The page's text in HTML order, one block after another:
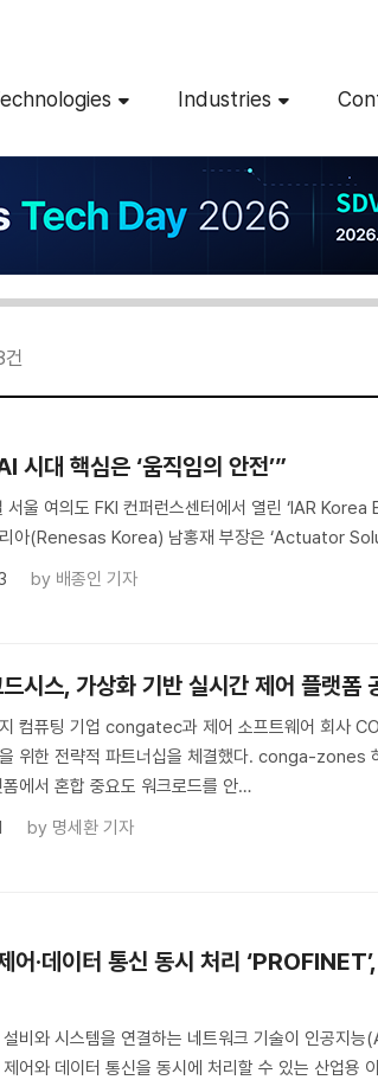
Industries
건
시대 핵심은 ‘움직임의 안전’”
서울 여의도 FKI 컨퍼런스센터에서 열린 ‘IAR
리아(Renesas Korea) 남홍재 부장은 ‘Actuator
by 배종인 기자
드시스, 가상화 기반 실시간 제어 플랫폼
지 컴퓨팅 기업 congatec과 제어 소프트웨어 회사
위한 전략적 파트너십을 체결했다. conga-zones
에서 혼합 중요도 워크로드를 안…
by 명세환 기자
어·데이터 통신 동시 처리
비와 시스템을 연결하는 네트워크 기술이 인공지
어와 데이터 통신을 동시에 처리할 수 있는 산업용